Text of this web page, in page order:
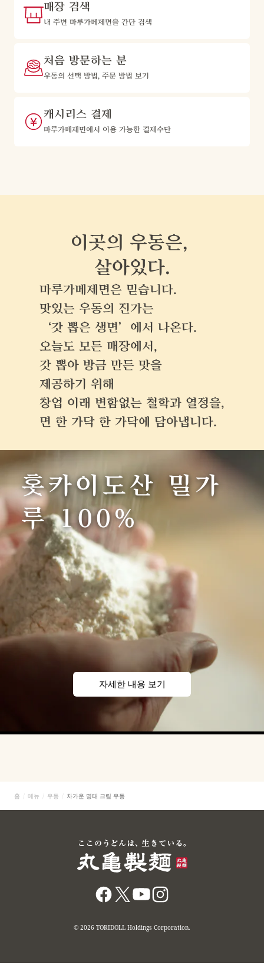
매장 검색
내 주변 마루가메제면을 간단 검색
처음 방문하는 분
우동의 선택 방법, 주문 방법 보기
캐시리스 결제
마루가메제면에서 이용 가능한 결제수단
이곳의 우동은,
살아있다.
마루가메제면은 믿습니다.
맛있는 우동의 진가는
‘갓 뽑은 생면’에서 나온다.
오늘도 모든 매장에서,
갓 뽑아 방금 만든 맛을
제공하기 위해
창업 이래 변함없는 철학과 열정을,
면 한 가닥 한 가닥에 담아냅니다.
홋카이도산 밀가
루 100%
자세한 내용 보기
홈 메뉴 우동 차가운 명태 크림 우동
© 2026 TORIDOLL Holdings Corporation.